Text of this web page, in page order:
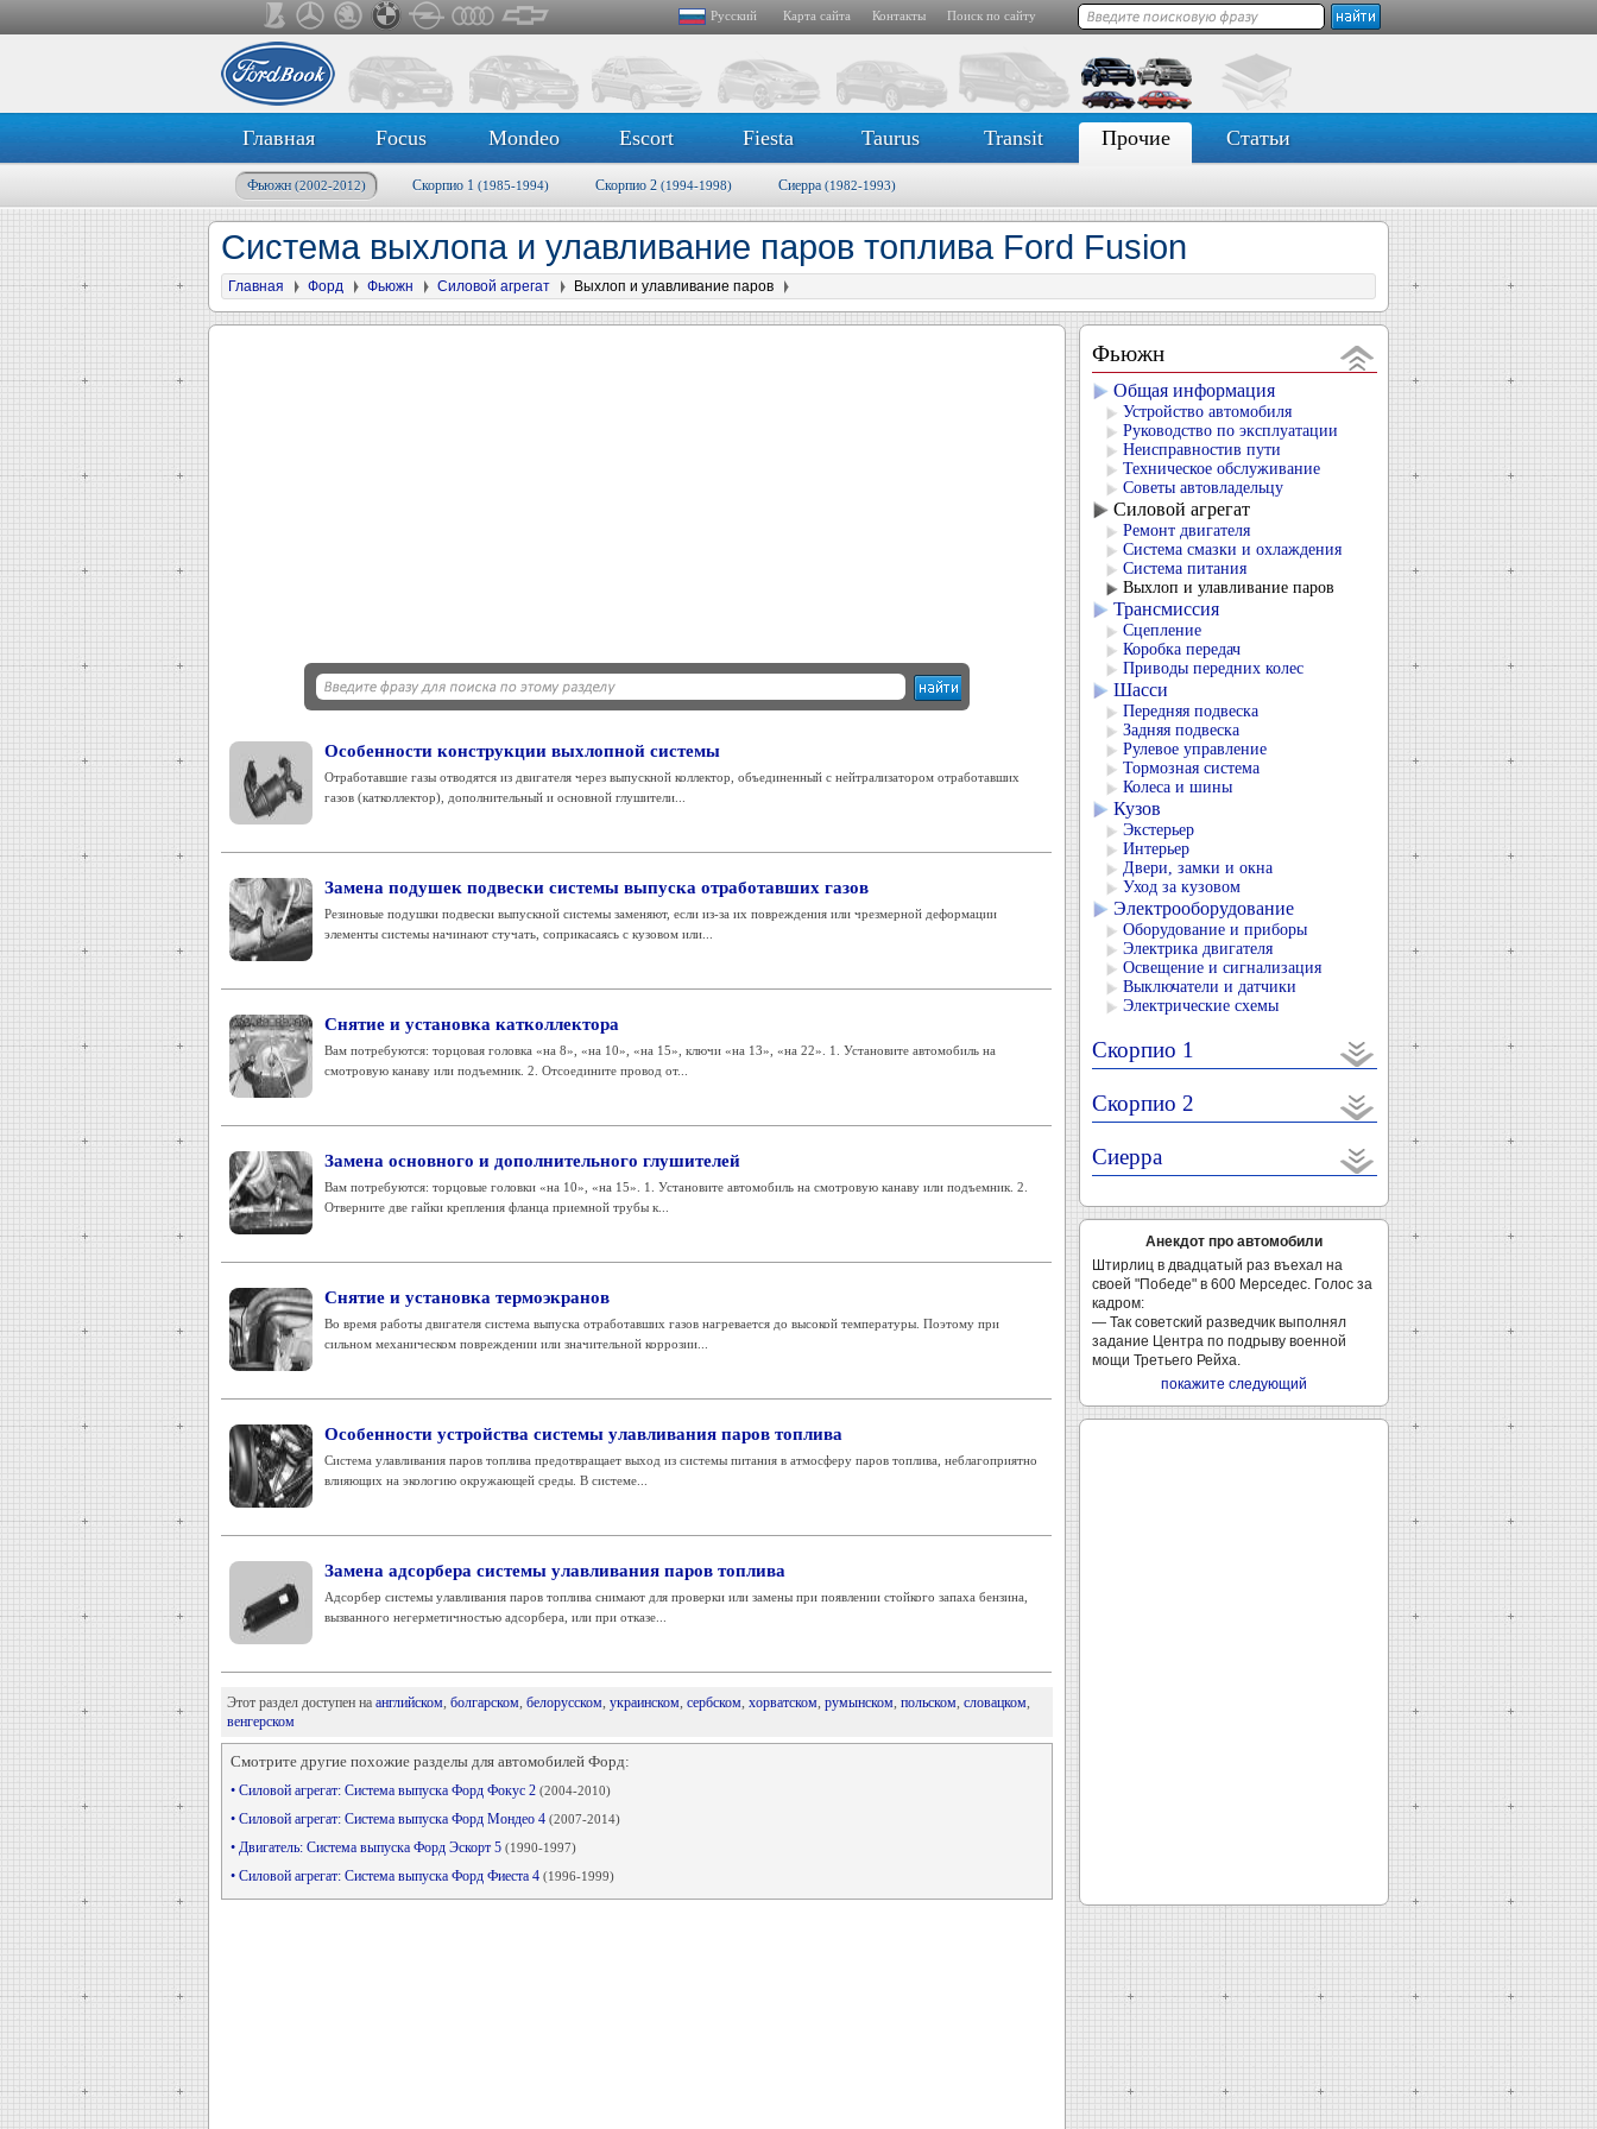
Русский Карта сайта Контакты Поиск по сайту
Главная Focus Mondeo Escort Fiesta Taurus Transit Прочие Статьи
Фьюжн (2002-2012) Скорпио 1 (1985-1994) Скорпио 2 (1994-1998) Сиерра (1982-1993)
Система выхлопа и улавливание паров топлива Ford Fusion
Главная Форд Фьюжн Силовой агрегат Выхлоп и улавливание паров
Особенности конструкции выхлопной системы
Отработавшие газы отводятся из двигателя через выпускной коллектор, объединенный c нейтрализатором отработавших
газов (катколлектор), дополнительный и основной глушители...
Замена подушек подвески системы выпуска отработавших газов
Резиновые подушки подвески выпускной системы заменяют, если из-за их повреждения или чрезмерной деформации
элементы системы начинают стучать, соприкасаясь с кузовом или...
Снятие и установка катколлектора
Вам потребуются: торцовая головка «на 8», «на 10», «на 15», ключи «на 13», «на 22». 1. Установите автомобиль на
смотровую канаву или подъемник. 2. Отсоедините провод от...
Замена основного и дополнительного глушителей
Вам потребуются: торцовые головки «на 10», «на 15». 1. Установите автомобиль на смотровую канаву или подъемник. 2.
Отверните две гайки крепления фланца приемной трубы к...
Снятие и установка термоэкранов
Во время работы двигателя система выпуска отработавших газов нагревается до высокой температуры. Поэтому при
сильном механическом повреждении или значительной коррозии...
Особенности устройства системы улавливания паров топлива
Система улавливания паров топлива предотвращает выход из системы питания в атмосферу паров топлива, неблагоприятно
влияющих на экологию окружающей среды. В системе...
Замена адсорбера системы улавливания паров топлива
Адсорбер системы улавливания паров топлива снимают для проверки или замены при появлении стойкого запаха бензина,
вызванного негерметичностью адсорбера, или при отказе...
Этот раздел доступен на английском, болгарском, белорусском, украинском, сербском, хорватском, румынском, польском, словацком,
венгерском
Смотрите другие похожие разделы для автомобилей Форд:
• Силовой агрегат: Система выпуска Форд Фокус 2 (2004-2010)
• Силовой агрегат: Система выпуска Форд Мондео 4 (2007-2014)
• Двигатель: Система выпуска Форд Эскорт 5 (1990-1997)
• Силовой агрегат: Система выпуска Форд Фиеста 4 (1996-1999)
Фьюжн
Общая информация
Устройство автомобиля
Руководство по эксплуатации
Неисправностив пути
Техническое обслуживание
Советы автовладельцу
Силовой агрегат
Ремонт двигателя
Система смазки и охлаждения
Система питания
Выхлоп и улавливание паров
Трансмиссия
Сцепление
Коробка передач
Приводы передних колес
Шасси
Передняя подвеска
Задняя подвеска
Рулевое управление
Тормозная система
Колеса и шины
Кузов
Экстерьер
Интерьер
Двери, замки и окна
Уход за кузовом
Электрооборудование
Оборудование и приборы
Электрика двигателя
Освещение и сигнализация
Выключатели и датчики
Электрические схемы
Скорпио 1
Скорпио 2
Сиерра
Анекдот про автомобили
Штирлиц в двадцатый раз въехал на
своей "Победе" в 600 Мерседес. Голос за
кадром:
— Так советский разведчик выполнял
задание Центра по подрыву военной
мощи Третьего Рейха.
покажите следующий